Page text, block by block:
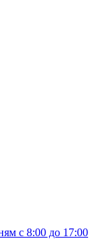
с 8:00 до 17:00